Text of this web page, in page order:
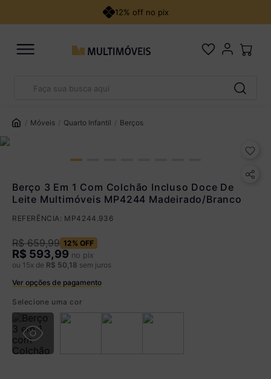
12% off no pix
Móveis Quarto Infantil Berços
Berço 3 Em 1 Com Colchão Incluso Doce De
Leite Multimóveis MP4244 Madeirado/Branco
REFERÊNCIA: MP4244.936
R$ 659,99 12% OFF
R$ 593,99 no pix
ou 15x de R$ 50 18 sem juros
Ver opções de pagamento
Você economiza R$ 66,00
De 13x a 18x com juros
1,25% a.m
Parcele em até 18x. Juros aplicados a partir da 13ª parcela
Ver parcelamento detalhado
R$ 626,99 à vista no Boleto
(5% de desconto)
Você economiza
Selecione uma cor
1º
4º
veneza
quarto bebê completo